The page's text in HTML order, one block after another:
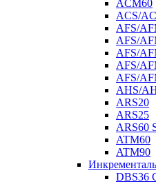
ACM60
ACS/
AFS/
AFS/
AFS/
AFS/
AFS/
AHS/
ARS20
ARS25
ARS60
ATM60
ATM90
DBS36